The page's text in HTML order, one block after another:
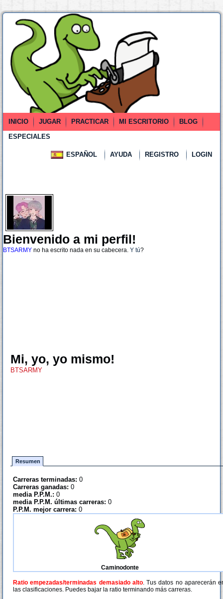
INICIO JUGAR PRACTICAR MI ESCRITORIO
BLOG
ESPECIALES
ESPAÑOL AYUDA REGISTRO LOGIN
Bienvenido a mi perfil!
BTSARMY no ha escrito nada en su cabecera. Y tú?
Mi, yo, yo mismo!
BTSARMY
Resumen
Carreras terminadas: 0
Carreras ganadas: 0
media P.P.M.: 0
media P.P.M. últimas carreras: 0
P.P.M. mejor carrera: 0
Caminodonte
Ratio empezadas/terminadas demasiado alto. Tus datos no aparecerán
las clasificaciones. Puedes bajar la ratio terminando más carreras.